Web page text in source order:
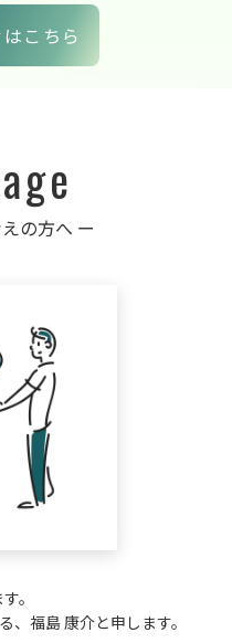
こちら
の方へ ー
。
、福島 康介と申します。